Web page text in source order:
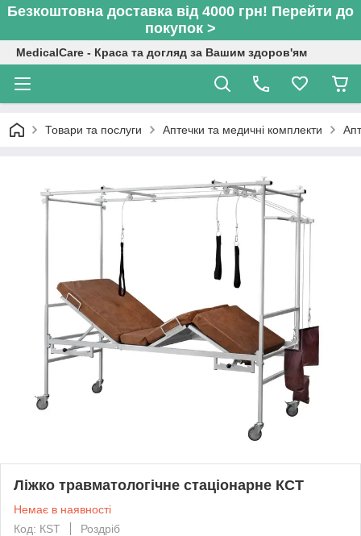
Безкоштовна доставка від 4000 грн! Перейти до
покупок >
MedicalCare - Краса та догляд за Вашим здоров'ям
Товари та послуги Аптечки та медичні комплекти
Ліжко травматологічне стаціонарне КСТ
Немає в наявності
Код: КSТ
Роздріб